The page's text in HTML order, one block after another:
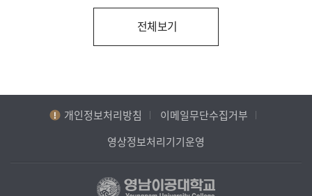
전체보기
개인정보처리방침
이메일무단수집거부
영상정보처리기기운영